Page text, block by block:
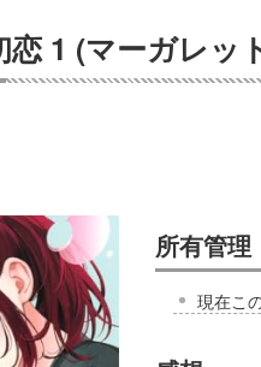
1 (マーガレッ
所有管理
現在こ